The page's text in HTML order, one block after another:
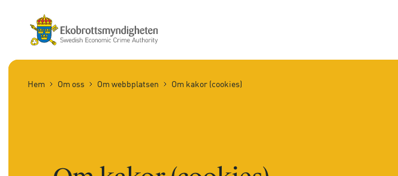
Hem Om oss Om webbplatsen Om kakor (cookies)